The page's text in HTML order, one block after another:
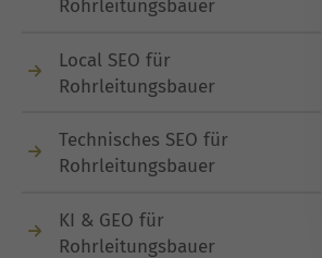
Rohrleitungsbauer
Local SEO für
Rohrleitungsbauer
Technisches SEO für
Rohrleitungsbauer
KI & GEO für
Rohrleitungsbauer